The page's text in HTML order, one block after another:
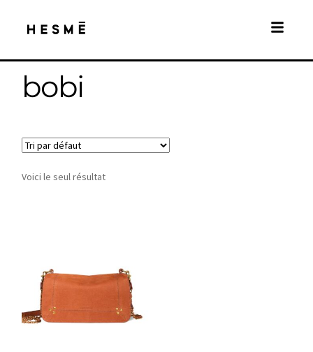
bobi
Voici le seul résultat